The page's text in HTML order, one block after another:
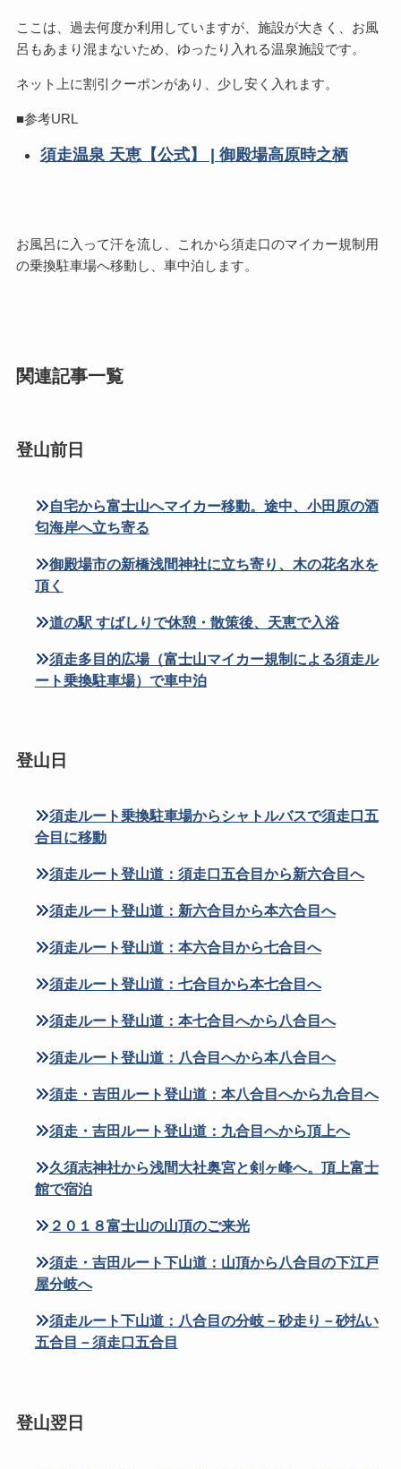
ここは、過去何度か利用していますが、施設が大きく、お風
呂もあまり混まないため、ゆったり入れる温泉施設です。
ネット上に割引クーポンがあり、少し安く入れます。
■参考URL
須走温泉 天恵【公式】 | 御殿場高原時之栖
お風呂に入って汗を流し、これから須走口のマイカー規制用
の乗換駐車場へ移動し、車中泊します。
関連記事一覧
登山前日
自宅から富士山へマイカー移動。途中、小田原の酒
匂海岸へ立ち寄る
御殿場市の新橋浅間神社に立ち寄り、木の花名水を
頂く
道の駅 すばしりで休憩・散策後、天恵で入浴
須走多目的広場（富士山マイカー規制による須走ル
ート乗換駐車場）で車中泊
登山日
須走ルート乗換駐車場からシャトルバスで須走口五
合目に移動
須走ルート登山道：須走口五合目から新六合目へ
須走ルート登山道：新六合目から本六合目へ
須走ルート登山道：本六合目から七合目へ
須走ルート登山道：七合目から本七合目へ
須走ルート登山道：本七合目へから八合目へ
須走ルート登山道：八合目へから本八合目へ
須走・吉田ルート登山道：本八合目へから九合目へ
須走・吉田ルート登山道：九合目へから頂上へ
久須志神社から浅間大社奥宮と剣ヶ峰へ。頂上富士
館で宿泊
２０１８富士山の山頂のご来光
須走・吉田ルート下山道：山頂から八合目の下江戸
屋分岐へ
須走ルート下山道：八合目の分岐－砂走り－砂払い
五合目－須走口五合目
登山翌日